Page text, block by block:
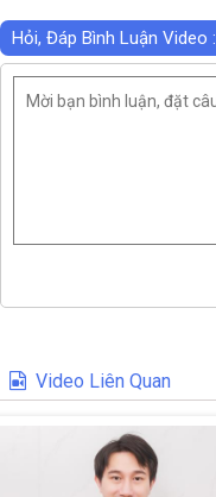
Hỏi, Đáp Bình Luận Video :
Video Liên Quan